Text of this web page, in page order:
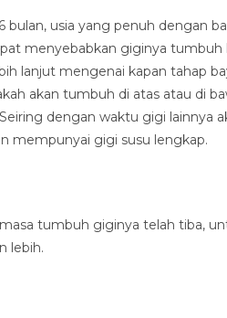
usia yang penuh dengan
menyebabkan giginya tumbuh
lanjut mengenai kapan tahap
akan tumbuh di atas atau di
dengan waktu gigi lainnya
mempunyai gigi susu lengkap.
tumbuh giginya telah tiba,
lebih.